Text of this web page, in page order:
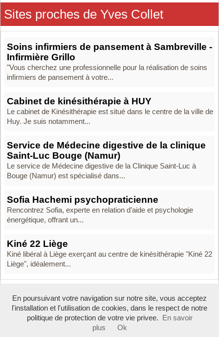
Sites proches de Yves Collet
Soins infirmiers de pansement à Sambreville -
Infirmière Grillo
"Vous cherchez une professionnelle pour la réalisation de soins
infirmiers de pansement à votre...
Cabinet de kinésithérapie à HUY
Le cabinet de Kinésithérapie est situé dans le centre de la ville de
Huy. Je suis notamment...
Service de Médecine digestive de la clinique
Saint-Luc Bouge (Namur)
Le service de Médecine digestive de la Clinique Saint-Luc à
Bouge (Namur) est spécialisé dans...
Sofia Hachemi psychopraticienne
Rencontrez Sofia, experte en relation d’aide et psychologie
énergétique, offrant un...
Kiné 22 Liège
Kiné libéral à Liège exerçant au centre de kinésithérapie "Kiné 22
Liège", idéalement...
Boosté par Arfooo 2.02 - © 2007 - 2026 -Contact -
Tous droits réservés -Annuaire professionnel Belgique -Mentions légales
En poursuivant votre navigation sur notre site, vous acceptez
l'installation et l'utilisation de cookies, dans le respect de notre
politique de protection de votre vie privee.
En savoir
plus
Ok